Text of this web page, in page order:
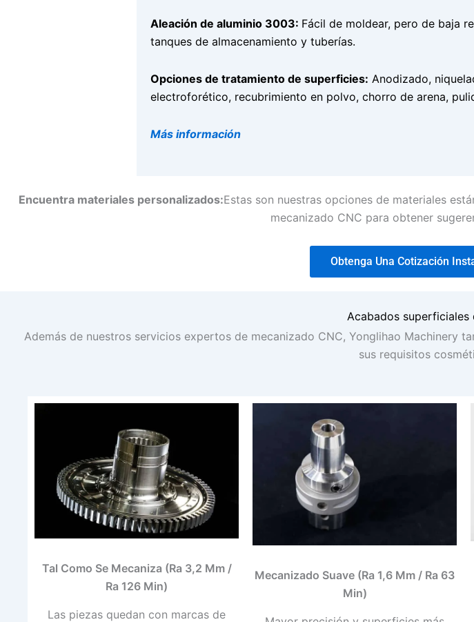
Aleación de aluminio 3003: Fácil de moldear, pero de baja
tanques de almacenamiento y tuberías.
Opciones de tratamiento de superficies: Anodizado,
electroforético, recubrimiento en polvo, chorro de arena,
Más información
Encuentra materiales personalizados:Estas son nuestras opciones de materiales
mecanizado CNC para obtener
Obtenga Una Cotización
Acabados superficiales
Además de nuestros servicios expertos de mecanizado CNC, Yonglihao Machinery
sus requisitos
Tal Como Se Mecaniza (Ra 3,2 Μm /
Ra 126 Μin)
Las piezas quedan con marcas de
Mecanizado Suave (Ra 1,6 Μm / Ra 63
Μin)